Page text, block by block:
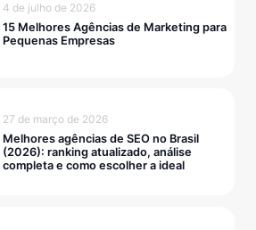
4 de julho de 2026
15 Melhores Agências de Marketing para
Pequenas Empresas
27 de março de 2026
Melhores agências de SEO no Brasil
(2026): ranking atualizado, análise
completa e como escolher a ideal